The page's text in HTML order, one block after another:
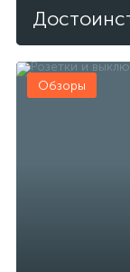
Обзоры